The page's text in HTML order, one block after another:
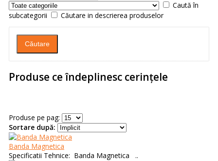
Caută în
subcategorii
Căutare in descrierea produselor
Produse ce îndeplinesc cerinţele
Produse pe pag:
Sortare după:
Banda Magnetica
Specificatii Tehnice: Banda Magnetica ..